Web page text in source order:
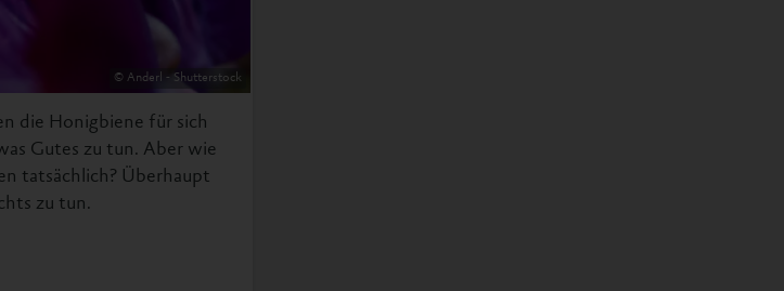
© Anderl - Shutterstock
die Honigbiene für sich
Gutes zu tun. Aber wie
tatsächlich? Überhaupt
zu tun.